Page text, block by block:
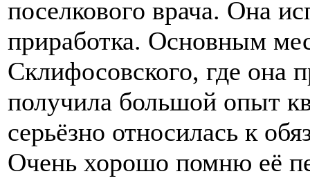
поселкового врача. Она
приработка. Основным
Склифосовского, где она
получила большой опыт
серьёзно относилась к
Очень хорошо помню её